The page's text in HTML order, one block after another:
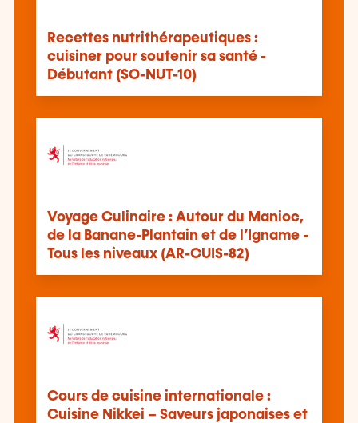
Recettes nutrithérapeutiques :
cuisiner pour soutenir sa santé -
Débutant (SO-NUT-10)
Voyage Culinaire : Autour du Manioc,
de la Banane-Plantain et de l’Igname -
Tous les niveaux (AR-CUIS-82)
Cours de cuisine internationale :
Cuisine Nikkei – Saveurs japonaises et